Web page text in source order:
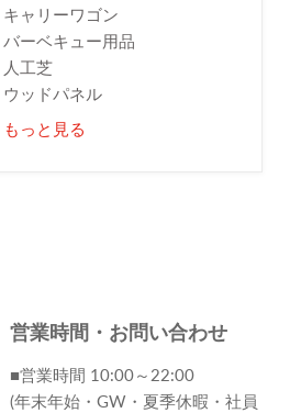
キャリーワゴン
バーベキュー用品
人工芝
ウッドパネル
もっと見る
営業時間・お問い合わせ
■営業時間 10:00～22:00
(年末年始・GW・夏季休暇・社員